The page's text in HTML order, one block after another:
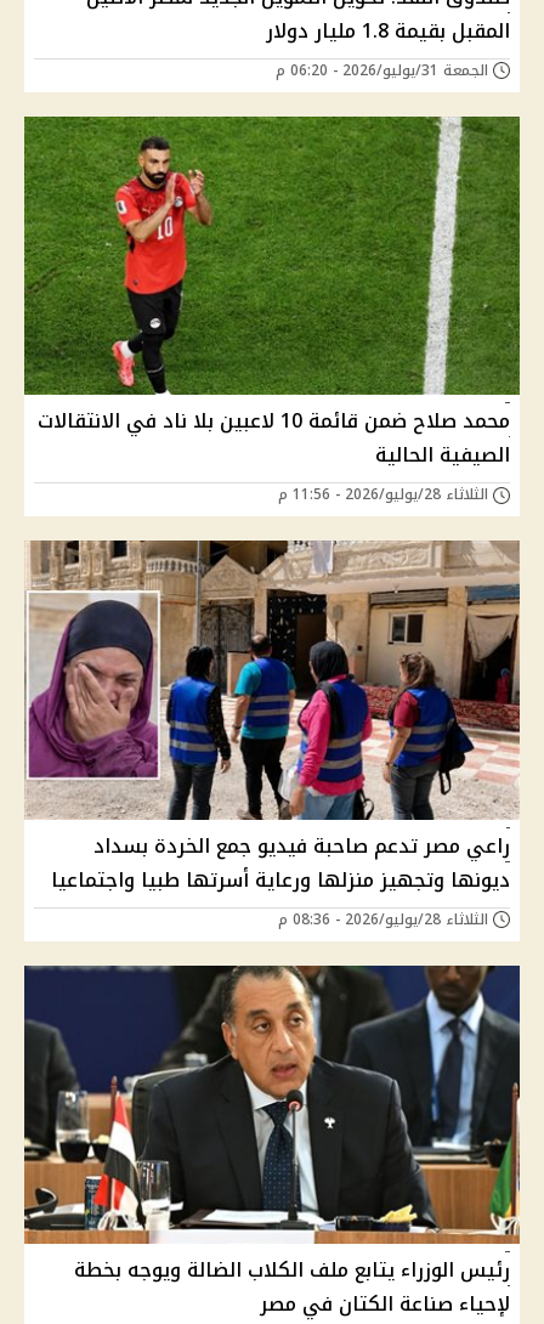
المقبل بقيمة 1.8 مليار دولار
الجمعة 31/يوليو/2026 - 06:20 م
محمد صلاح ضمن قائمة 10 لاعبين بلا ناد في الانتقالات
الصيفية الحالية
الثلاثاء 28/يوليو/2026 - 11:56 م
راعي مصر تدعم صاحبة فيديو جمع الخردة بسداد
ديونها وتجهيز منزلها ورعاية أسرتها طبيا واجتماعيا
الثلاثاء 28/يوليو/2026 - 08:36 م
رئيس الوزراء يتابع ملف الكلاب الضالة ويوجه بخطة
لإحياء صناعة الكتان في مصر